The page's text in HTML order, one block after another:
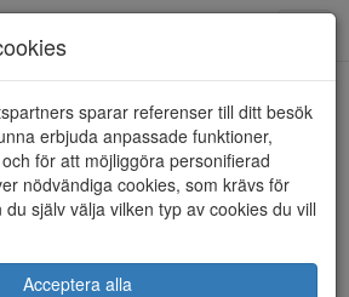
sparar referenser till ditt besök
erbjuda anpassade funktioner,
för att möjliggöra personifierad
nödvändiga cookies, som krävs för
själv välja vilken typ av cookies du vill
Acceptera alla